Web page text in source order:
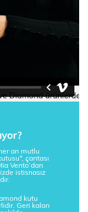
an mutlu
çantası
Vento’dan
istisnasız
kutu
Geri kalan